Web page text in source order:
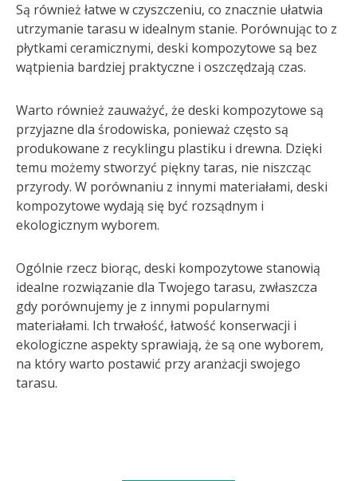
Są również łatwe w czyszczeniu, co znacznie ułatwia
utrzymanie tarasu w idealnym stanie. Porównując to z
płytkami ceramicznymi, deski kompozytowe są bez
wątpienia bardziej praktyczne i oszczędzają czas.
Warto również zauważyć, że deski kompozytowe są
przyjazne dla środowiska, ponieważ często są
produkowane z recyklingu plastiku i drewna. Dzięki
temu możemy stworzyć piękny taras, nie niszcząc
przyrody. W porównaniu z innymi materiałami, deski
kompozytowe wydają się być rozsądnym i
ekologicznym wyborem.
Ogólnie rzecz biorąc, deski kompozytowe stanowią
idealne rozwiązanie dla Twojego tarasu, zwłaszcza
gdy porównujemy je z innymi popularnymi
materiałami. Ich trwałość, łatwość konserwacji i
ekologiczne aspekty sprawiają, że są one wyborem,
na który warto postawić przy aranżacji swojego
tarasu.